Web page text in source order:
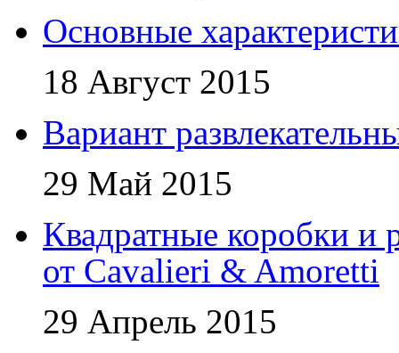
Основные
18 Август 2015
Вариант
29 Май 2015
Квадратные коробки и
от Cavalieri & Amoretti
29 Апрель 2015